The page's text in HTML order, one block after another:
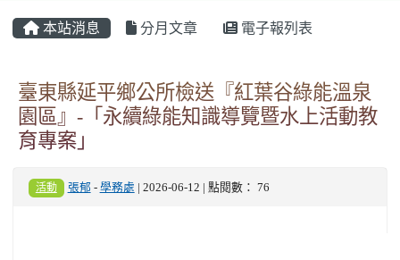
本站消息 分月文章 電子報列表
臺東縣延平鄉公所檢送『紅葉谷綠能溫泉
園區』-「永續綠能知識導覽暨水上活動教
育專案」
活動 張郁 - 學務處 | 2026-06-12 | 點閱數： 76